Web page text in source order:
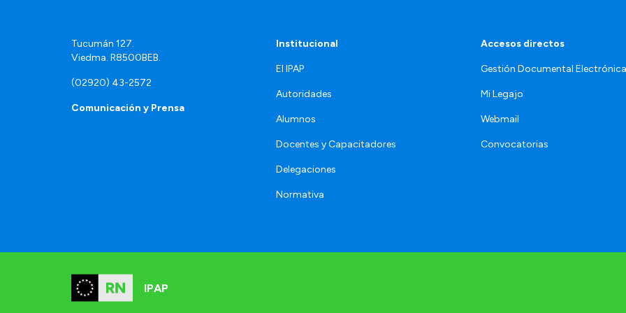
Tucumán 127.
Viedma. R8500BEB.
(02920) 43-2572
Comunicación y Prensa
Institucional
El IPAP
Autoridades
Alumnos
Docentes y Capacitadores
Delegaciones
Normativa
Accesos directos
Gestión Documental Electrónica
Mi Legajo
Webmail
Convocatorias
IPAP